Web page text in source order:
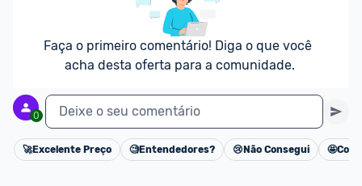
Faça o primeiro comentário! Diga o que você
acha desta oferta para a comunidade.
0 Deixe o seu comentário
Cancelar
🚀Excelente Preço 🧐Entendedores? 😢 Não Consegui 🤩